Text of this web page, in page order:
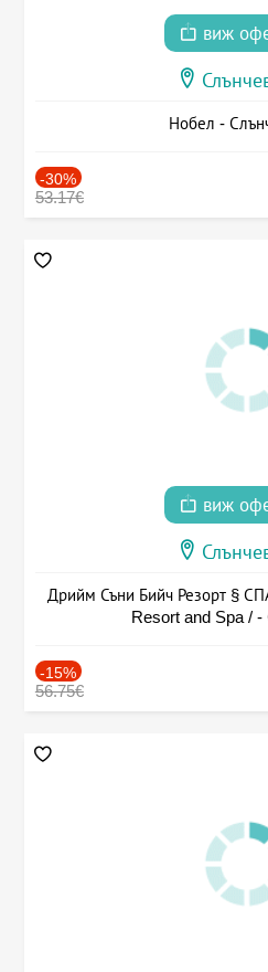
виж
Нобел -
-30%
53.17€
виж
Дрийм Съни Бийч Резорт §
Resort and Spa / -
-15%
56.75€